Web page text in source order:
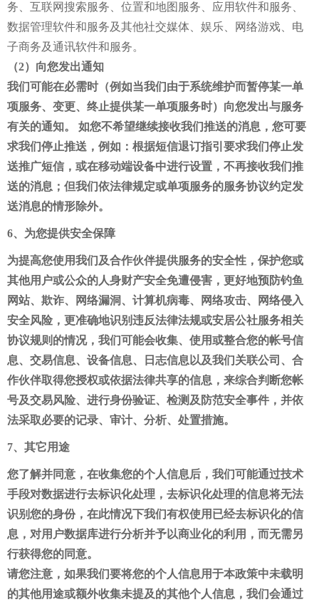
务、互联网搜索服务、位置和地图服务、应用软件和服务、
数据管理软件和服务及其他社交媒体、娱乐、网络游戏、电
子商务及通讯软件和服务。
（2）向您发出通知
我们可能在必需时（例如当我们由于系统维护而暂停某一单
项服务、变更、终止提供某一单项服务时）向您发出与服务
有关的通知。 如您不希望继续接收我们推送的消息，您可要
求我们停止推送，例如：根据短信退订指引要求我们停止发
送推广短信，或在移动端设备中进行设置，不再接收我们推
送的消息；但我们依法律规定或单项服务的服务协议约定发
送消息的情形除外。
6、为您提供安全保障
为提高您使用我们及合作伙伴提供服务的安全性，保护您或
其他用户或公众的人身财产安全免遭侵害，更好地预防钓鱼
网站、欺诈、网络漏洞、计算机病毒、网络攻击、网络侵入
安全风险，更准确地识别违反法律法规或安居公社服务相关
协议规则的情况，我们可能会收集、使用或整合您的帐号信
息、交易信息、设备信息、日志信息以及我们关联公司、合
作伙伴取得您授权或依据法律共享的信息，来综合判断您帐
号及交易风险、进行身份验证、检测及防范安全事件，并依
法采取必要的记录、审计、分析、处置措施。
7、其它用途
您了解并同意，在收集您的个人信息后，我们可能通过技术
手段对数据进行去标识化处理，去标识化处理的信息将无法
识别您的身份，在此情况下我们有权使用已经去标识化的信
息，对用户数据库进行分析并予以商业化的利用，而无需另
行获得您的同意。
请您注意，如果我们要将您的个人信息用于本政策中未载明
的其他用途或额外收集未提及的其他个人信息，我们会通过